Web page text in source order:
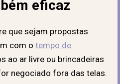
eficaz
que sejam propostas
com o tempo de
ao ar livre ou brincadeiras
negociado fora das telas.